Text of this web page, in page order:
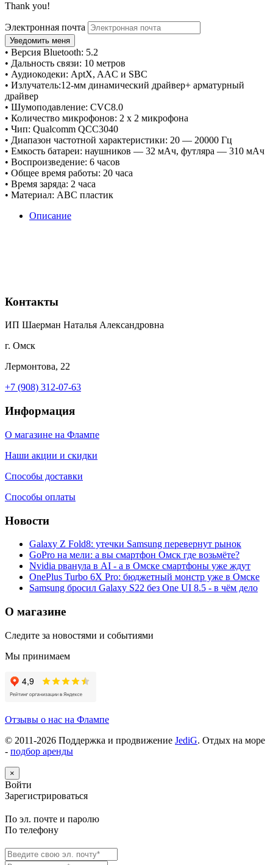
Thank you!
Электронная почта
• Версия Bluetooth: 5.2
• Дальность связи: 10 метров
• Аудиокодеки: AptX, AAC и SBC
• Излучатель:12-мм динамический драйвер+ арматурный
драйвер
• Шумоподавление: CVC8.0
• Количество микрофонов: 2 x 2 микрофона
• Чип: Qualcomm QCC3040
• Диапазон частотной характеристики: 20 — 20000 Гц
• Емкость батареи: наушников — 32 мАч, футляра — 310 мАч
• Воспроизведение: 6 часов
• Общее время работы: 20 часа
• Время заряда: 2 часа
• Материал: ABC пластик
Описание
Контакты
ИП Шаерман Наталья Александровна
г. Омск
Лермонтова, 22
+7 (908) 312-07-63
Информация
О магазине на Флампе
Наши акции и скидки
Способы доставки
Способы оплаты
Новости
Galaxy Z Fold8: утечки Samsung перевернут рынок
GoPro на мели: а вы смартфон Омск где возьмёте?
Nvidia рванула в AI - а в Омске смартфоны уже ждут
OnePlus Turbo 6X Pro: бюджетный монстр уже в Омске
Samsung бросил Galaxy S22 без One UI 8.5 - в чём дело
О магазине
Следите за новостями и событиями
Мы принимаем
Отзывы о нас на Флампе
© 2011-2026 Поддержка и продвижение JediG. Отдых на море
- подбор аренды
×
Войти
Зарегистрироваться
По эл. почте и паролю
По телефону